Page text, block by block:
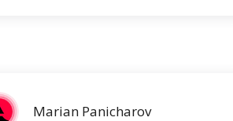
Marian Panicharov